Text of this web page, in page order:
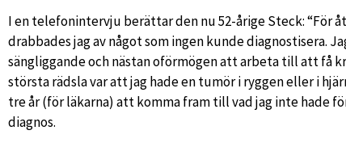
I en telefonintervju berättar den nu 52-årige Steck: “För
drabbades jag av något som ingen kunde diagnostisera.
sängliggande och nästan oförmögen att arbeta till att få
största rädsla var att jag hade en tumör i ryggen eller i
tre år (för läkarna) att komma fram till vad jag inte hade
diagnos.